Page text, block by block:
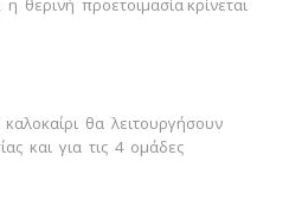
θερινή προετοιμασία κρίνεται
θα λειτουργήσουν
και για τις 4 ομάδες